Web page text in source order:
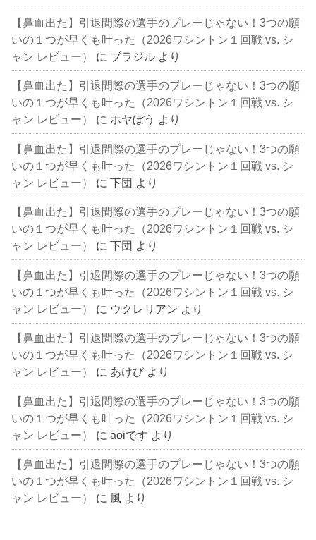
【鼻血出た】引退間際の選手のプレーじゃない！3つの願
いの１つが早くも叶った（2026ワシントン１回戦 vs. シ
ャン レビュー）
に ブラジル より
【鼻血出た】引退間際の選手のプレーじゃない！3つの願
いの１つが早くも叶った（2026ワシントン１回戦 vs. シ
ャン レビュー）
に ホヤぼう より
【鼻血出た】引退間際の選手のプレーじゃない！3つの願
いの１つが早くも叶った（2026ワシントン１回戦 vs. シ
ャン レビュー）
に下団 より
【鼻血出た】引退間際の選手のプレーじゃない！3つの願
いの１つが早くも叶った（2026ワシントン１回戦 vs. シ
ャン レビュー）
に下団 より
【鼻血出た】引退間際の選手のプレーじゃない！3つの願
いの１つが早くも叶った（2026ワシントン１回戦 vs. シ
ャン レビュー）
に ウクレリアン より
【鼻血出た】引退間際の選手のプレーじゃない！3つの願
いの１つが早くも叶った（2026ワシントン１回戦 vs. シ
ャン レビュー）
に あけび より
【鼻血出た】引退間際の選手のプレーじゃない！3つの願
いの１つが早くも叶った（2026ワシントン１回戦 vs. シ
ャン レビュー）
にaoiです より
【鼻血出た】引退間際の選手のプレーじゃない！3つの願
いの１つが早くも叶った（2026ワシントン１回戦 vs. シ
ャン レビュー）
に 風 より